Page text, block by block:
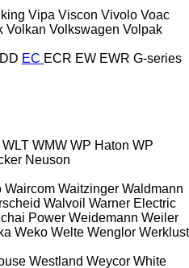
Vipa Viscon Vivolo Voac
Volkan Volkswagen Volpak
DD EC ECR EW EWR G-series
WLT WMW WP Haton WP
Neuson
Waircom Waitzinger Waldmann
Walvoil Warner Electric
Power Weidemann Weiler
Weko Welte Wenglor Werklust
Westland Weycor White